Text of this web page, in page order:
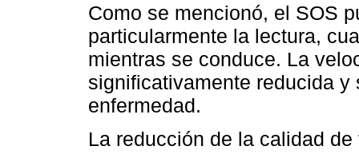
Como se mencionó, el SOS
particularmente la lectura,
mientras se conduce. La
significativamente reducida
enfermedad.
La reducción de la calidad